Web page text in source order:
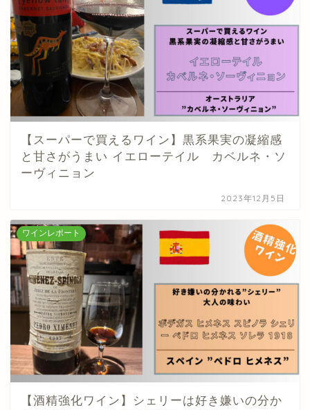
【スーパーで買えるワイン】黒系果実の凝縮感
と甘さがうまい イエローテイル カベルネ・ソ
ーヴィニョン
2023年12月5日
ワインレポート
【酒精強化ワイン】シェリーは好き嫌いの分か